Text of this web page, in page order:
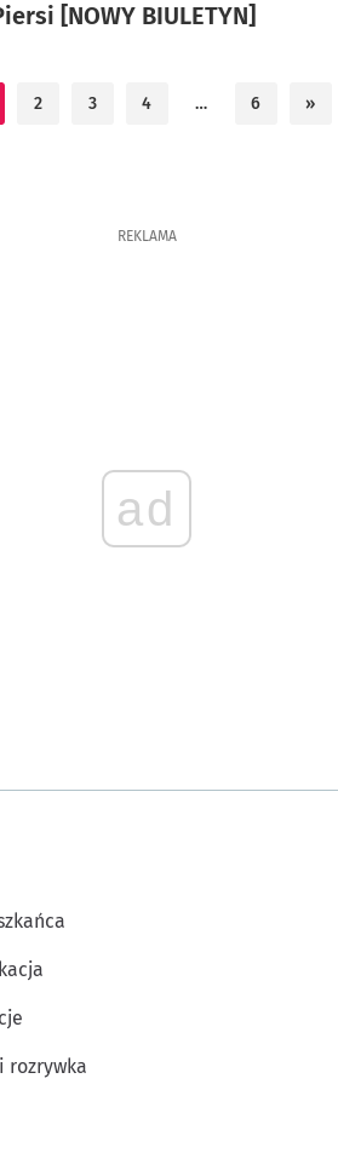
[NOWY BIULETYN]
2 3 4 … 6 »
REKLAMA
ad
rozrywka